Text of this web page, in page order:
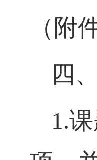
（附
四
1.